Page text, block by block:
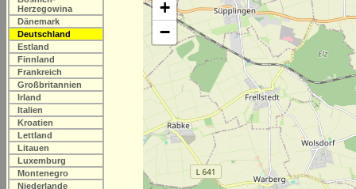
Herzegowina
Dänemark
Deutschland
Estland
Finnland
Frankreich
Großbritannien
Irland
Italien
Kroatien
Lettland
Litauen
Luxemburg
Montenegro
Niederlande
+
−